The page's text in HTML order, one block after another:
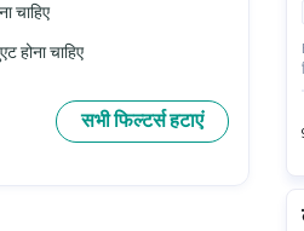
चाहिए
होना चाहिए
सभी फिल्टर्स हटाएं